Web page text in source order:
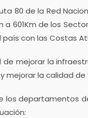
80 de la Red
601Km de los
con las Costas
mejorar la
la calidad de
departamentos